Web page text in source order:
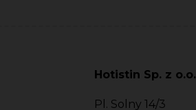
Hotistin Sp. z o.o.
Pl. Solny 14/3